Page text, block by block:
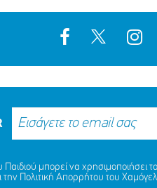
μπορεί να χρησιμοποιήσει
την Πολιτική Απορρήτου του